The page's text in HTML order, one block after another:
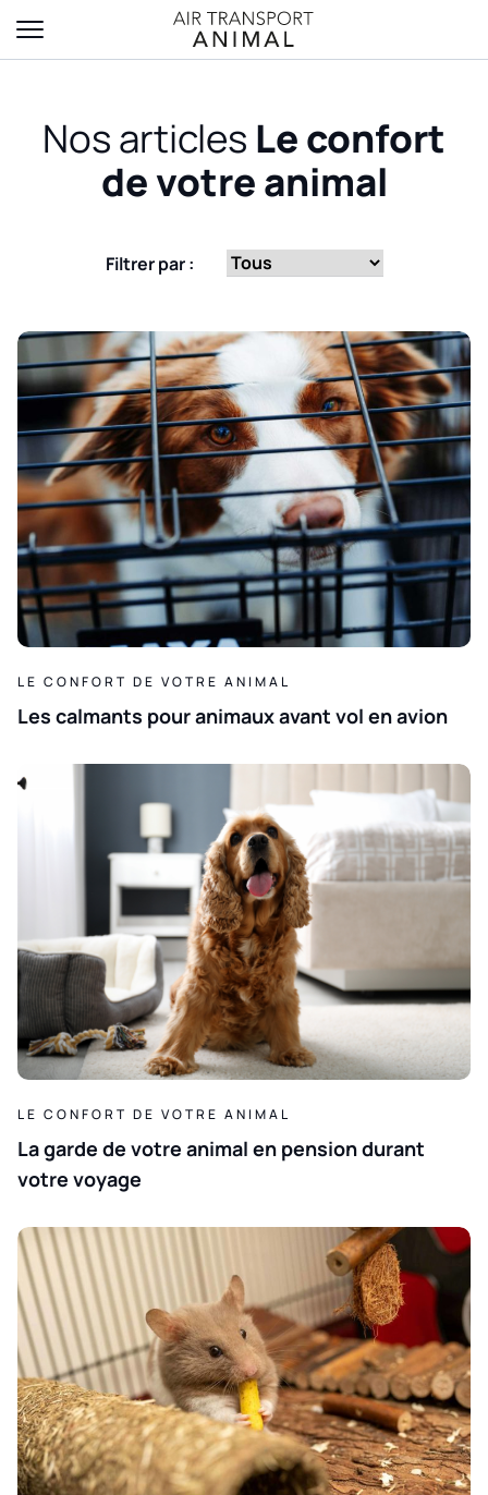
Nos articles Le confort
de votre animal
Filtrer par :
LE CONFORT DE VOTRE ANIMAL
Les calmants pour animaux avant vol en avion
LE CONFORT DE VOTRE ANIMAL
La garde de votre animal en pension durant
votre voyage